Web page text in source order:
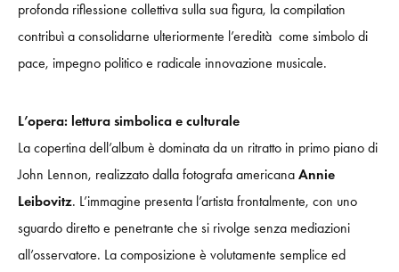
profonda riflessione collettiva sulla sua figura, la compilation
contribuì a consolidarne ulteriormente l’eredità come simbolo di
pace, impegno politico e radicale innovazione musicale.
L’opera: lettura simbolica e culturale
La copertina dell’album è dominata da un ritratto in primo piano di
John Lennon, realizzato dalla fotografa americana Annie
Leibovitz. L’immagine presenta l’artista frontalmente, con uno
sguardo diretto e penetrante che si rivolge senza mediazioni
all’osservatore. La composizione è volutamente semplice ed